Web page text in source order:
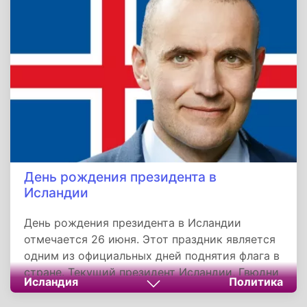
ведения тяжелых боев практически по всей
стране. Ныне Национальная армия
Азербайджана включают сухопутные войска,
военное-воздушные и военно-морские силы и
другие военизированные структуры.
День рождения президента в
Исландии
День рождения президента в Исландии
отмечается 26 июня. Этот праздник является
одним из официальных дней поднятия флага в
стране. Текущий президент Исландии, Гвюдни
Торласиус Йоуханнессон, родился 26 июня
Исландия Политика